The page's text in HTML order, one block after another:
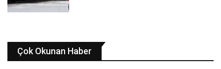
Çok Okunan Haber